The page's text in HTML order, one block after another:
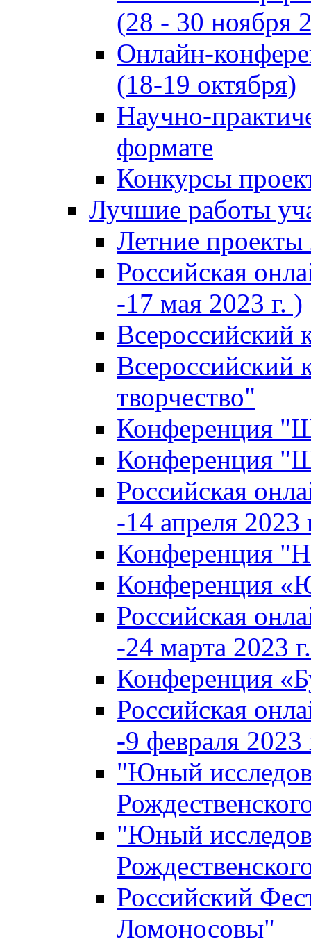
(28 - 30 ноября
Онлайн-
(18-19 октября)
Научно-
формате
Конкурсы
Лучшие работы
Летние проекты
Российская
-17 мая 2023 г. )
Всероссийский
Всероссийский
творчество"
Конференция
Конференция
Российская
-14 апреля 2023
Конференция
Конференция
Российская
-24 марта 2023
Конференция
Российская
-9 февраля 2023
"Юный
"Юный
Российский
Ломоносовы"